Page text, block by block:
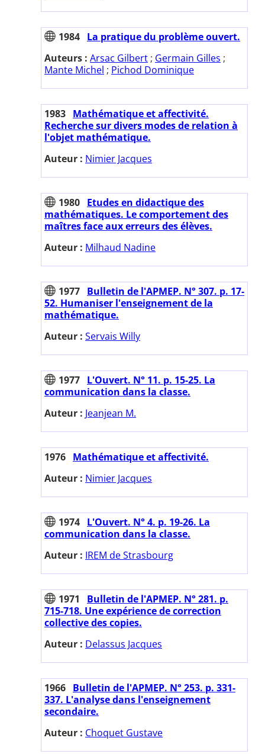
1984 La pratique du problème ouvert.
Auteurs : Arsac Gilbert ; Germain Gilles ;
Mante Michel ; Pichod Dominique
1983 Mathématique et affectivité.
Recherche sur divers modes de relation à
l'objet mathématique.
Auteur : Nimier Jacques
1980 Etudes en didactique des
mathématiques. Le comportement des
maîtres face aux erreurs des élèves.
Auteur : Milhaud Nadine
1977 Bulletin de l'APMEP. N° 307. p. 17-
52. Humaniser l'enseignement de la
mathématique.
Auteur : Servais Willy
1977 L'Ouvert. N° 11. p. 15-25. La
communication dans la classe.
Auteur : Jeanjean M.
1976 Mathématique et affectivité.
Auteur : Nimier Jacques
1974 L'Ouvert. N° 4. p. 19-26. La
communication dans la classe.
Auteur : IREM de Strasbourg
1971
Bulletin de l'APMEP. N° 281. p.
715-718. Une expérience de correction
collective des copies.
Auteur : Delassus Jacques
1966 Bulletin de l'APMEP. N° 253. p. 331-
337. L'analyse dans l'enseignement
secondaire.
Auteur : Choquet Gustave